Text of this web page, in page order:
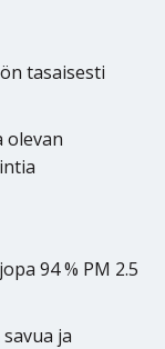
tasaisesti
olevan
94 % PM 2.5
ja